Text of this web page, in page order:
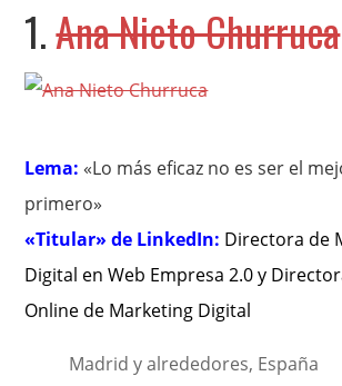
1.Ana Nieto Churruca
Lema: «Lo más eficaz no es ser el
primero»
«Titular» de LinkedIn: Directora de
Digital en Web Empresa 2.0 y
Online de Marketing Digital
Madrid y alrededores, España